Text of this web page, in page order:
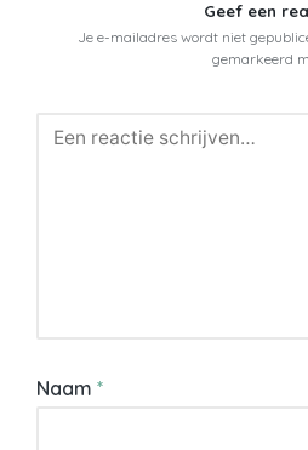
Geef een
Je e-mailadres wordt niet
gemarkeerd
Naam *